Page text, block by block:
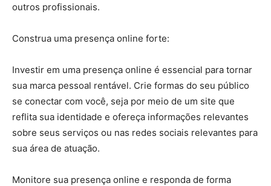
outros profissionais.
Construa uma presença online forte:
Investir em uma presença online é essencial para tornar
sua marca pessoal rentável. Crie formas do seu público
se conectar com você, seja por meio de um site que
reflita sua identidade e ofereça informações relevantes
sobre seus serviços ou nas redes sociais relevantes para
sua área de atuação.
Monitore sua presença online e responda de forma